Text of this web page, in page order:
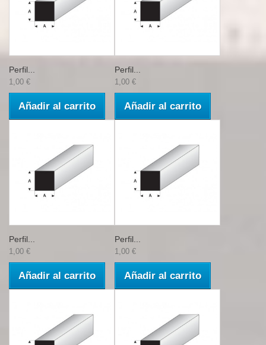
Perfil...
1,00 €
Añadir al carrito
Perfil...
1,00 €
Añadir al carrito
Perfil...
1,00 €
Añadir al carrito
Perfil...
1,00 €
Añadir al carrito